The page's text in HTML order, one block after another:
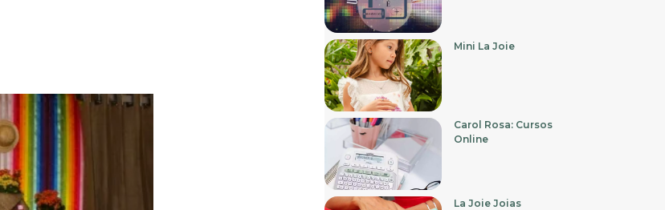
Mini La Joie
Carol Rosa: Cursos
Online
La Joie Joias